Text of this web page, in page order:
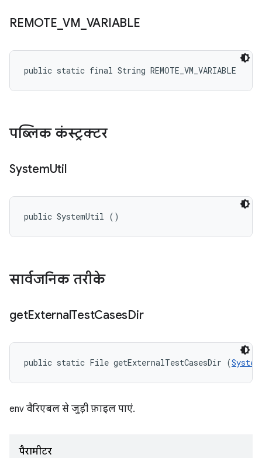
REMOTE _VM VARIABLE
public static final String REMOTE_VM_VARIABLE
पब्लिक कंस्ट्रक्टर
SystemUtil
public SystemUtil ()
सार्वजनिक तरीके
getExternalTestCasesDir
public static File getExternalTestCasesDir (
env वैरिएबल से जुड़ी फ़ाइल पाएं.
पैरामीटर